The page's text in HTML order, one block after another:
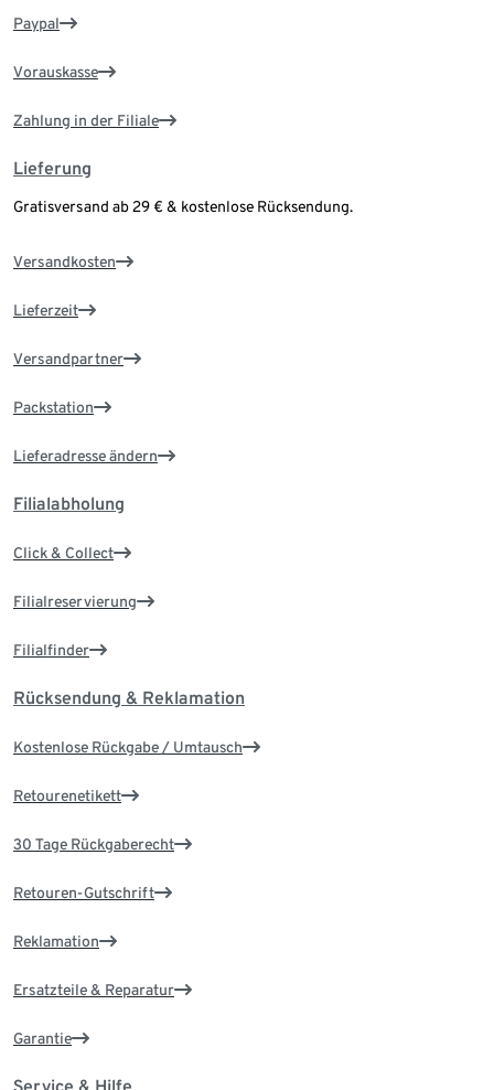
Paypal
Vorauskasse
Zahlung in der Filiale
Lieferung
Gratisversand ab 29 € & kostenlose Rücksendung.
Versandkosten
Lieferzeit
Versandpartner
Packstation
Lieferadresse ändern
Filialabholung
Click & Collect
Filialreservierung
Filialfinder
Rücksendung & Reklamation
Kostenlose Rückgabe / Umtausch
Retourenetikett
30 Tage Rückgaberecht
Retouren-Gutschrift
Reklamation
Ersatzteile & Reparatur
Garantie